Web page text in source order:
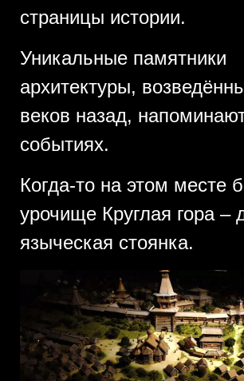
страницы истории.
Уникальные памятники
архитектуры,
веков назад,
событиях.
Когда-то на этом месте
урочище Круглая гора –
языческая стоянка.